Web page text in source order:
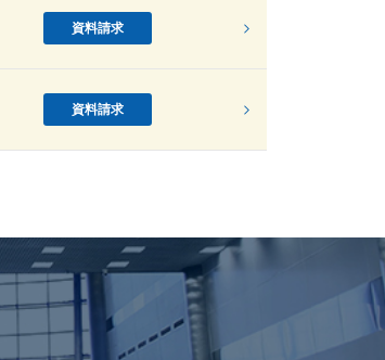
資料請求
資料請求